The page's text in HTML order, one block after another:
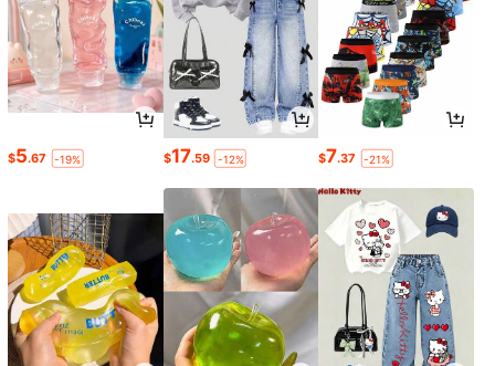
$5.67 -19% $17.59 -12% $7.37 -21%